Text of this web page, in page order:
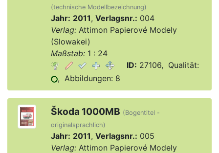
(technische Modellbezeichnung)
Jahr: 2011, Verlagsnr.: 004
Verlag:Attimon Papierové Modely
(Slowakei)
Maßstab:1 : 24
ID: 27106, Qualität:
, Abbildungen: 8
Škoda 1000MB (Bogentitel -
originalsprachlich)
Jahr: 2011, Verlagsnr.: 005
Verlag:Attimon Papierové Modely